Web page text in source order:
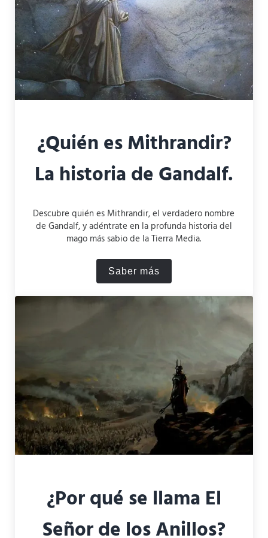
¿Quién es Mithrandir?
La historia de Gandalf.
Descubre quién es Mithrandir, el verdadero nombre
de Gandalf, y adéntrate en la profunda historia del
mago más sabio de la Tierra Media.
Saber más¿Quién es Mithrandir? La
¿Por qué se llama El
Señor de los Anillos?